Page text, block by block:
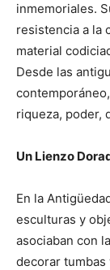
inmemoriales.
resistencia a la
material
Desde las
riqueza, poder,
Un Lienzo
En la
esculturas y
asociaban con
decorar tumbas